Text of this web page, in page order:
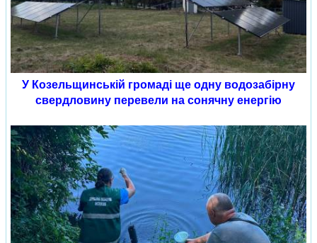
У Козельщинській громаді ще одну водозабірну
свердловину перевели на сонячну енергію